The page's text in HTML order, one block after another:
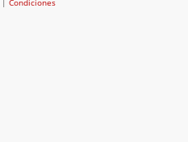
| Condiciones